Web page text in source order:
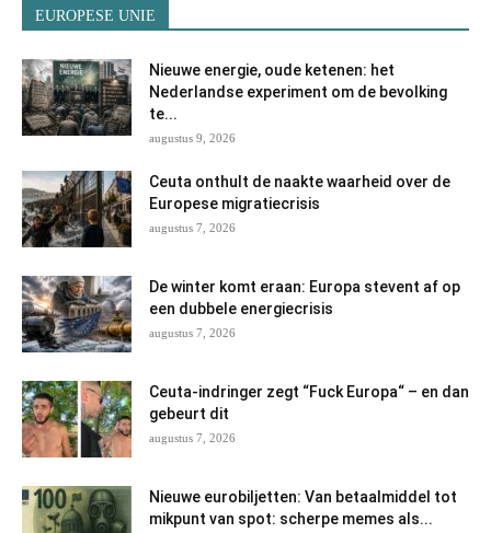
EUROPESE UNIE
Nieuwe energie, oude ketenen: het
Nederlandse experiment om de bevolking
te...
augustus 9, 2026
Ceuta onthult de naakte waarheid over de
Europese migratiecrisis
augustus 7, 2026
De winter komt eraan: Europa stevent af op
een dubbele energiecrisis
augustus 7, 2026
Ceuta-indringer zegt “Fuck Europa“ – en dan
gebeurt dit
augustus 7, 2026
Nieuwe eurobiljetten: Van betaalmiddel tot
mikpunt van spot: scherpe memes als...